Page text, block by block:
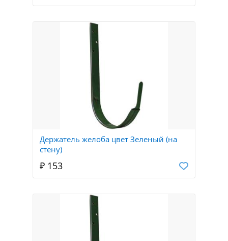
Держатель желоба цвет Зеленый (на
стену)
₽ 153